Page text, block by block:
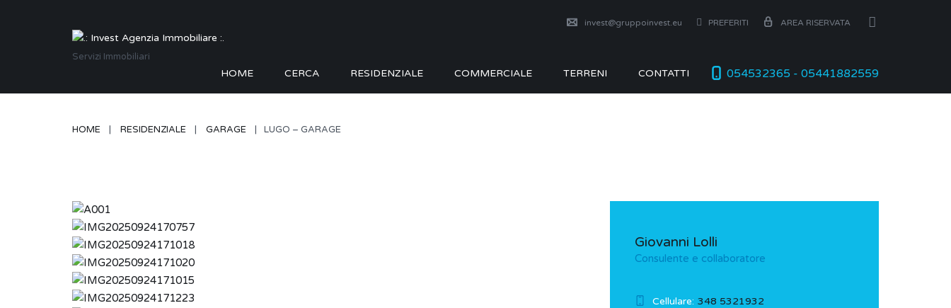
Servizi Immobiliari
invest@gruppoinvest.eu PREFERITI AREA RISERVATA
054532365 - 05441882559
HOME CERCA RESIDENZIALE COMMERCIALE TERRENI CONTATTI
HOME RESIDENZIALE GARAGE LUGO – GARAGE
Giovanni Lolli
Consulente e collaboratore
Cellulare: 348 5321932